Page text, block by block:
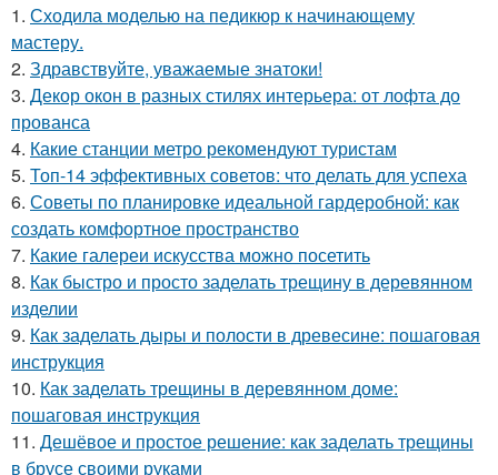
1. Сходила моделью на педикюр к начинающему
мастеру.
2. Здравствуйте, уважаемые знатоки!
3. Декор окон в разных стилях интерьера: от лофта до
прованса
4. Какие станции метро рекомендуют туристам
5. Топ-14 эффективных советов: что делать для успеха
6. Советы по планировке идеальной гардеробной: как
создать комфортное пространство
7. Какие галереи искусства можно посетить
8. Как быстро и просто заделать трещину в деревянном
изделии
9. Как заделать дыры и полости в древесине: пошаговая
инструкция
10. Как заделать трещины в деревянном доме:
пошаговая инструкция
11. Дешёвое и простое решение: как заделать трещины
в брусе своими руками